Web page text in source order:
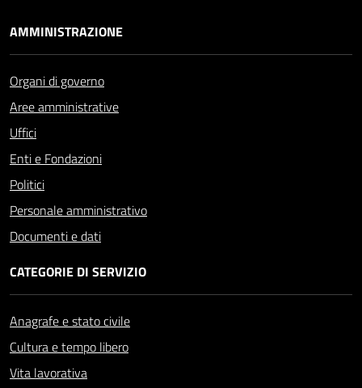
AMMINISTRAZIONE
Organi di governo
Aree amministrative
Uffici
Enti e Fondazioni
Politici
Personale amministrativo
Documenti e dati
CATEGORIE DI SERVIZIO
Anagrafe e stato civile
Cultura e tempo libero
Vita lavorativa